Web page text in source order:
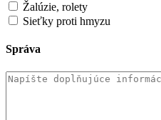
Žalúzie, rolety
Sieťky proti hmyzu
Správa